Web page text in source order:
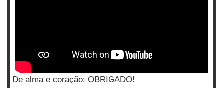
De alma e coração: OBRIGADO!